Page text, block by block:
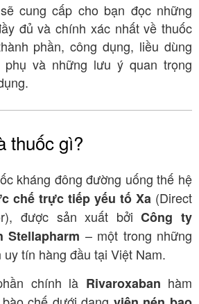
cung cấp cho bạn đọc những
đủ và chính xác nhất về thuốc
phần, công dụng, liều dùng
và những lưu ý quan trọng
thuốc gì?
kháng đông đường uống thế hệ
chế trực tiếp yếu tố Xa (Direct
được sản xuất bởiCông ty
Stellapharm – một trong những
tín hàng đầu tại Việt Nam.
chính là Rivaroxaban hàm